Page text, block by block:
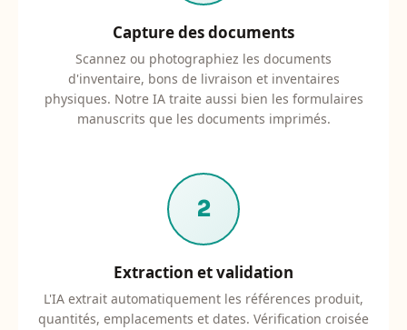
Capture des documents
Scannez ou photographiez les documents
d'inventaire, bons de livraison et inventaires
physiques. Notre IA traite aussi bien les formulaires
manuscrits que les documents imprimés.
2
Extraction et validation
L'IA extrait automatiquement les références produit,
quantités, emplacements et dates. Vérification croisée